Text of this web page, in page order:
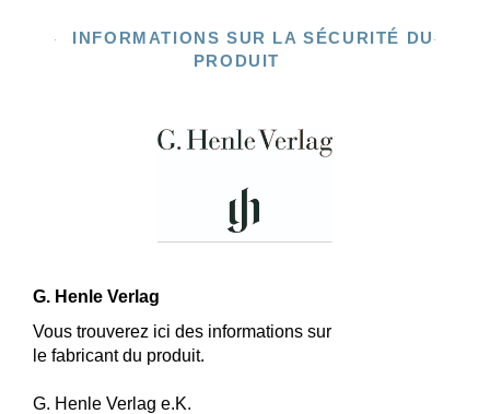
INFORMATIONS SUR LA SÉCURITÉ DU
PRODUIT
G. Henle Verlag
Vous trouverez ici des informations sur
le fabricant du produit.
G. Henle Verlag e.K.